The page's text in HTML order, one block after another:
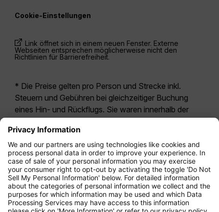
Cookie-Einstellungen
Link öffnet sich in einem neuen Fenster. Externe
Webseiten entsprechen möglicherweise nicht den
Richtlinien für Barrierefreiheit.
* Die Preise gelten pro Person und Strecke inkl.
Steuern und Gebühren bei gleichzeitiger Buchung
eines Hin- und Rückflugs. Sie waren innerhalb der
möglicherweise nicht mehr aktuell. Bei den für die
Economy Class angegebenen Tarifen handelt es
sich i.d.R. um Economy Zero, unsere restriktivste
Tarifoption. Es können hierfür zusätzliche Gebühren
fürAufgabegepäck oder für andere optionale
Leistungen anfallen. Es gelten dieAllgemeinen
Geschäftsbedingungen .